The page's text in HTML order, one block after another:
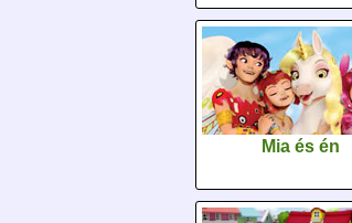
Mia és én